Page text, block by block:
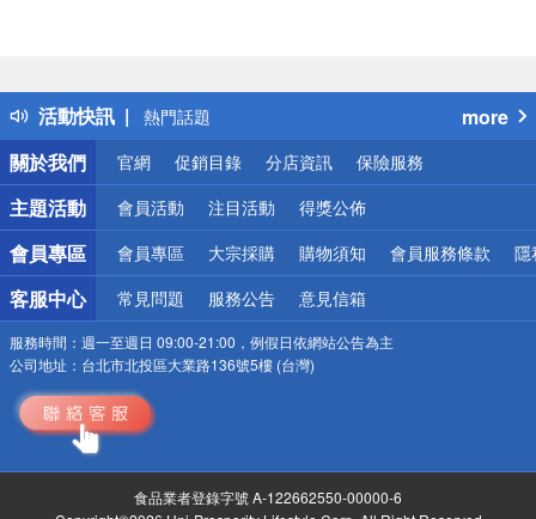
活動快訊
得獎公告
熱門話題
銀行優惠
偏遠地區配送
詐騙網頁！請小心！
more
關於我們
官網 促銷目錄 分店資訊 保險服務
主題活動 會員活動 注目活動 得獎公佈
會員專區 會員專區 大宗採購 購物須知 會員服務條款 隱
客服中心 常見問題 服務公告 意見信箱
服務時間： 週一至週日 09:00-21:00，例假日依網站公告為主
公司地址： 台北市北投區大業路136號5樓 (台灣)
食品業者登錄字號 A-122662550-00000-6